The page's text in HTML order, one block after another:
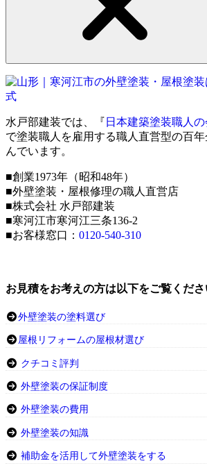
水戸部建装では、『 日本建築塗装職人の
で塗装職人を雇用する職人直営型の百
んでいます。
■創業1973年（昭和48年）
■外壁塗装・屋根修理の職人直営店
■株式会社 水戸部建装
■寒河江市寒河江三条136-2
■お客様窓口： 0120-540-310
お見積をお考えの方は以下をご覧くだ
外壁塗装の塗料選び
屋根リフォームの屋根材選び
クチコミ評判
外壁塗装の保証制度
外壁塗装の費用
外壁塗装の知識
補助金を活用して外壁塗装をする